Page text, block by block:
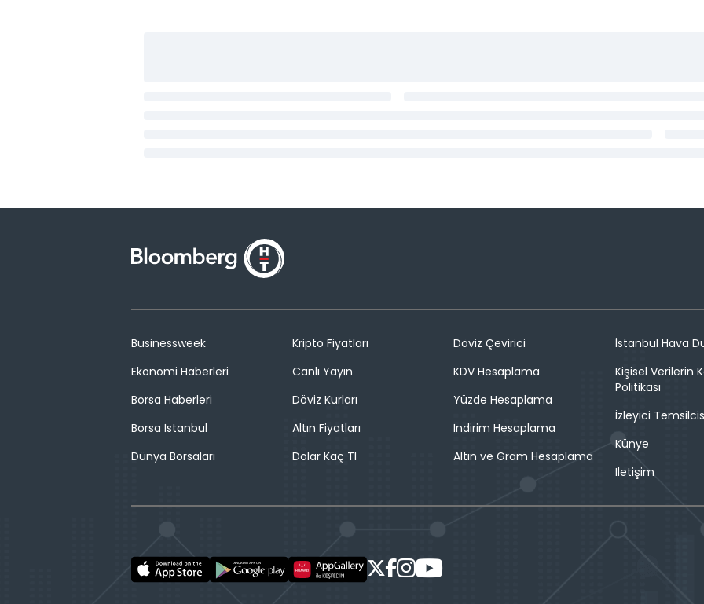
Businessweek
Ekonomi Haberleri
Borsa Haberleri
Borsa İstanbul
Dünya Borsaları
Kripto Fiyatları
Canlı Yayın
Döviz Kurları
Altın Fiyatları
Dolar Kaç Tl
Döviz Çevirici
KDV Hesaplama
Yüzde Hesaplama
İndirim Hesaplama
Altın ve Gram Hesaplama
İstanbul Hava
Kişisel Verilerin
Politikası
İzleyici
Künye
İletişim